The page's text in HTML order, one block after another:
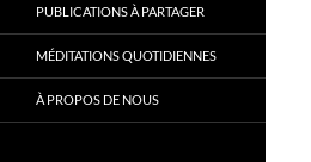
PUBLICATIONS À PARTAGER
MÉDITATIONS QUOTIDIENNES
À PROPOS DE NOUS